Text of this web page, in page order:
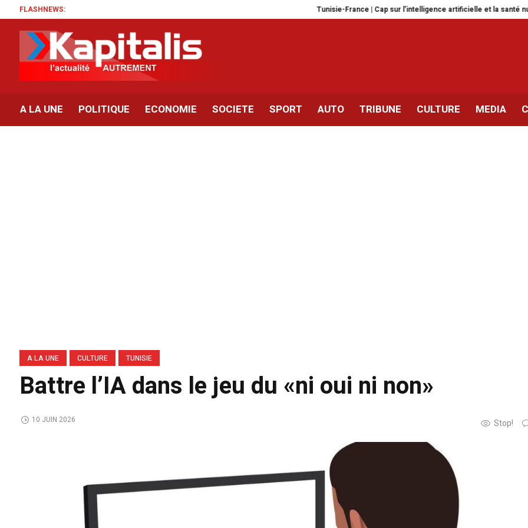
FLASHNEWS: Tunisie-France | Cap sur l’intelligence artificielle et la santé numérique
A LA UNE POLITIQUE ECONOMIE SOCIETE SPORT AUTO TRIBUNE CULTURE MEDIA
A LA UNE CULTURE TUNISIE
Battre l’IA dans le jeu du «ni oui ni non»
Stop!
10 JUIN 2026